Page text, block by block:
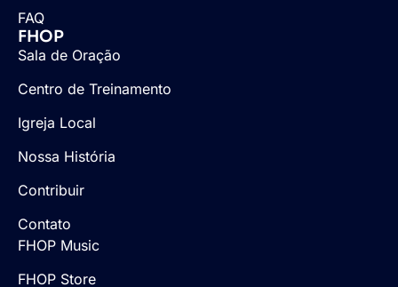
FAQ
FHOP
Sala de Oração
Centro de Treinamento
Igreja Local
Nossa História
Contribuir
Contato
FHOP Music
FHOP Store